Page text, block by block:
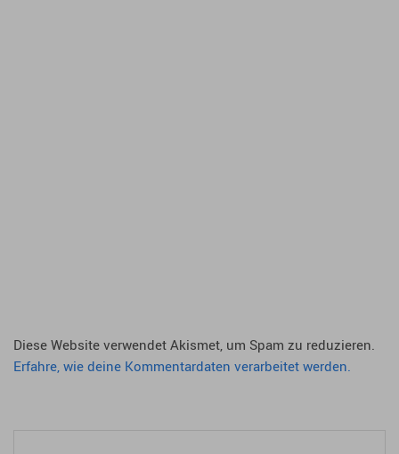
Diese Website verwendet Akismet, um Spam zu reduzieren.
Erfahre, wie deine Kommentardaten verarbeitet werden.